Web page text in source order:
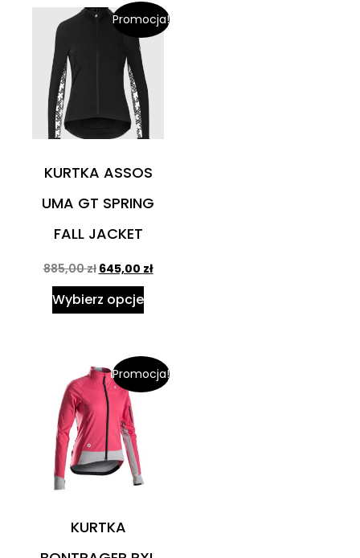
Promocja!
KURTKA ASSOS
UMA GT SPRING
FALL JACKET
885,00zł 645,00 zł
Wybierz opcje
Promocja!
KURTKA